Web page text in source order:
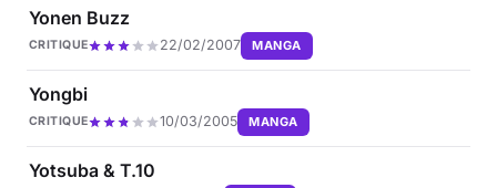
Yonen Buzz
CRITIQUE 22/02/2007 MANGA
Yongbi
CRITIQUE 10/03/2005 MANGA
Yotsuba & T.10